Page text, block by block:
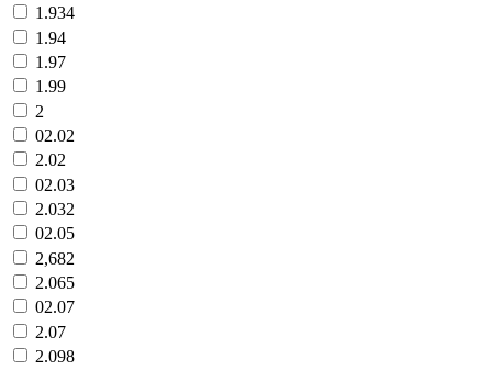
1.934
1.94
1.97
1.99
2
02.02
2.02
02.03
2.032
02.05
2,682
2.065
02.07
2.07
2.098